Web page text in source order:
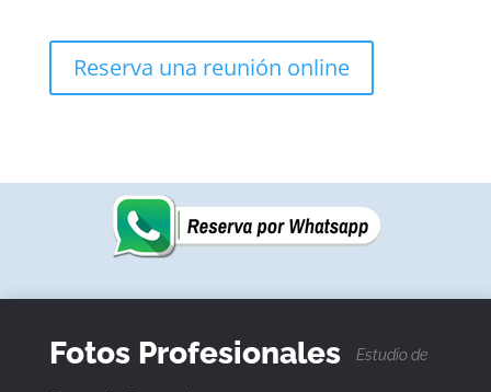
Reserva una reunión online
Fotos Profesionales Estudio de